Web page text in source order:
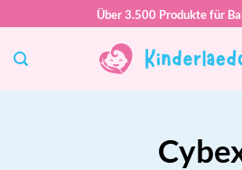
springen
Über 3.500 Produkte für